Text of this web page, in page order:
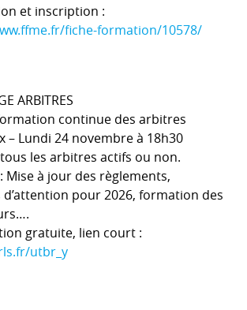
et inscription :
fiche-formation/10578/
ARBITRES
continue des arbitres
– Lundi 24 novembre à 18h30
les arbitres actifs ou non.
Mise à jour des règlements,
d’attention pour 2026, formation des
gratuite, lien court :
utbr_y